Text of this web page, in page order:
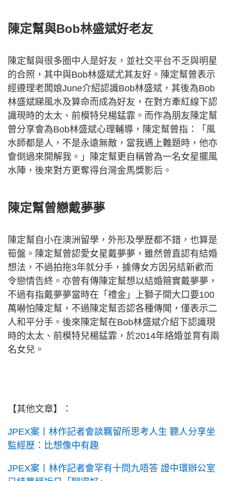
陳定幫與Bob林盛斌好老友
陳定幫與很多圈中人是好友，並社交平台不乏與明星
的合照，其中與Bob林盛斌尤其友好。陳定幫曾表示
經遵理老闆娘June介紹認識Bob林盛斌，其後為Bob
林盛斌睇風水及算命而成為好友，在對方牽紅線下認
識現時的太太、前模特兒楊錳霏。而作為朋友陳定幫
曾分享會為Bob林盛斌心理輔導，陳定幫曾指：「風
水師都是人，不是永遠無敵，當我遇上難題時，他亦
會倒過來開解我。」陳定幫更自稱曾為一名女星擺風
水陣，後來對方更奪得台灣金馬獎影后。
陳定幫曾戀戴夢夢
陳定幫自小在澳洲留學，外形及學歷都不錯，也算是
筍盤。陳定幫曾認愛女星戴夢夢，雖然曾直認有結婚
想法，不過拍拖3年就分手，據傳女方因另結新歡而
令戀情告終。亦曾有傳陳定幫想以結婚箍實戴夢夢，
不過有指戴夢夢當時在「禮金」上獅子開大口要100
萬嚇怕陳定幫，不過陳定幫否認各種傳聞，僅表示二
人和平分手。後來陳定幫在Bob林盛斌介紹下認識現
時的太太、前模特兒楊錳霏，於2014年絡婚並育有兩
名女兒。
【其他文章】：
JPEX案丨林作記者會談羈留所思考人生 聽人分享坐
監經歷：比想像中有趣
JPEX案丨林作記者會罕有十問九唔答 證中環辦公室